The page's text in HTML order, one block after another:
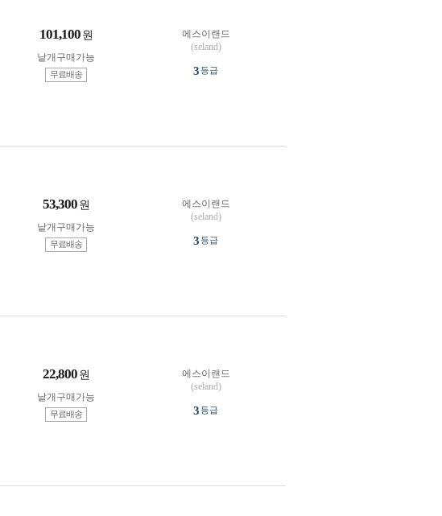
101,100 원
낱개구매가능
무료배송
에스이랜드
(seland)
3등급
53,300 원
낱개구매가능
무료배송
에스이랜드
(seland)
3등급
22,800 원
낱개구매가능
무료배송
에스이랜드
(seland)
3등급